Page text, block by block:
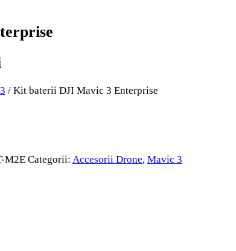
/ Kit baterii DJI Mavic 3 Enterprise
M2E Categorii: Accesorii Drone, Mavic 3